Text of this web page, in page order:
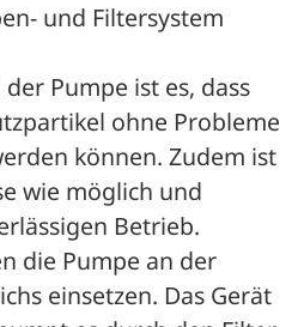
und Filtersystem
Pumpe ist es, dass
ohne Probleme
können. Zudem ist
wie möglich und
Betrieb.
die Pumpe an der
einsetzen. Das Gerät